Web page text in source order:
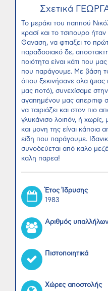
Σχετικά
Το μεράκι του παππού
κρασί και το τσιπουρο
Θαναση, να φτιαξει το
παραδοσιακό δε,
ποιότητα είναι κάτι που
που παράγουμε. Με βάση
όπου ξεκινήσανε ολα (μιας
μας ποτό), συνεχίσαμε
αγαπημένου μας απεριτιφ
να ταιριάζει και στον πιο
γλυκάνισο λοιπόν, ή χωρίς,
και μονη της είναι κάποια
είδη που παράγουμε.
συνοδεύεται από καλο
καλη παρεα!
Έτος Ίδρυσης
1983
Αριθμός υπαλλήλων
Πιστοποιητικά
Χώρες αποστολής